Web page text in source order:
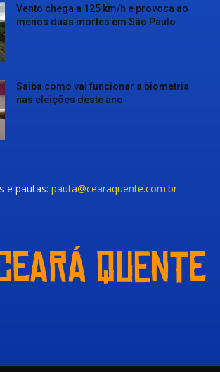
Vento chega a 125 km/h e provoca ao
menos duas mortes em São Paulo
Saiba como vai funcionar a biometria
nas eleições deste ano
e pautas: pauta@cearaquente.com.br